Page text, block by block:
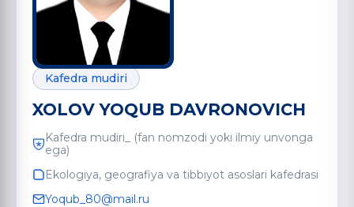
Kafedra mudiri
XOLOV YOQUB DAVRONOVICH
Kafedra mudiri_ (fan nomzodi yoki ilmiy unvonga
ega)
Ekologiya, geografiya va tibbiyot asoslari kafedrasi
Yoqub_80@mail.ru